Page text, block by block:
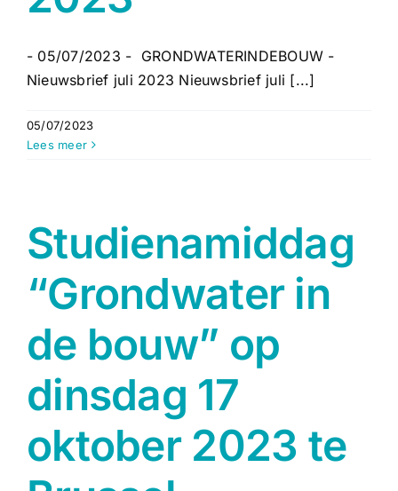
- 05/07/2023 - GRONDWATERINDEBOUW -
Nieuwsbrief juli 2023 Nieuwsbrief juli [...]
05/07/2023
Lees meer
Studienamiddag
“Grondwater in
de bouw” op
dinsdag 17
oktober 2023 te